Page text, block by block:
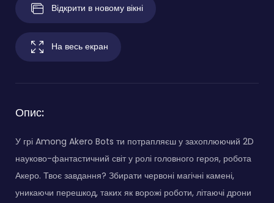
Відкрити в новому вікні
На весь екран
Опис:
У грі Among Akero Bots ти потрапляєш у захоплюючий 2D
науково-фантастичний світ у ролі головного героя, робота
Акеро. Твоє завдання? Збирати червоні магічні камені,
уникаючи перешкод, таких як ворожі роботи, літаючі дрони